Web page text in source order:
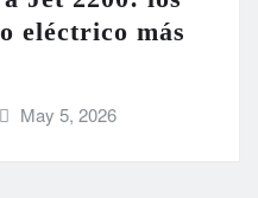
eléctrico más
May 5, 2026